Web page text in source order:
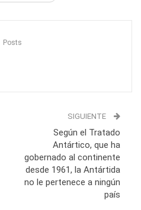
Posts
SIGUIENTE
Según el Tratado
Antártico, que ha
gobernado al continente
desde 1961, la Antártida
no le pertenece a ningún
país